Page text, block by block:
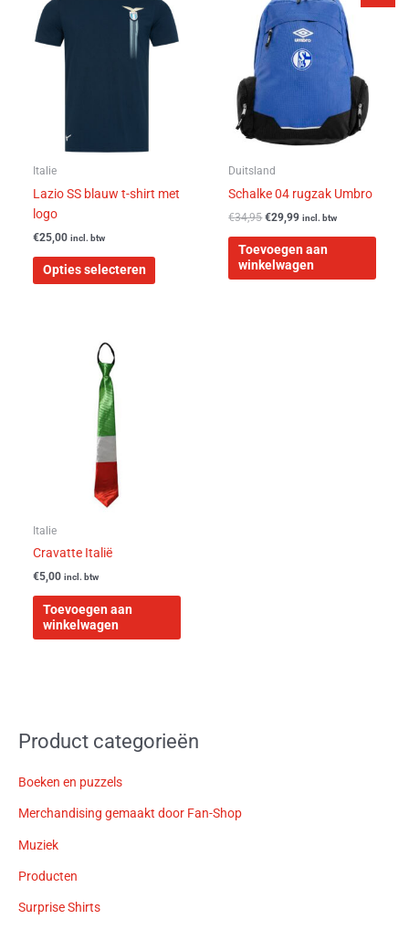
Italie
Lazio SS blauw t-shirt met
logo
€25,00 incl. btw
Opties selecteren
product
heeft
meerdere
Duitsland
Schalke 04 rugzak Umbro
€34,95
was:
€34,95.
€29,99
€29,99.
incl. btw
Toevoegen aan
winkelwagen
Italie
Cravatte Italië
€5,00 incl. btw
Toevoegen aan
winkelwagen
Product categorieën
Boeken en puzzels
Merchandising gemaakt door Fan-Shop
Muziek
Producten
Surprise Shirts